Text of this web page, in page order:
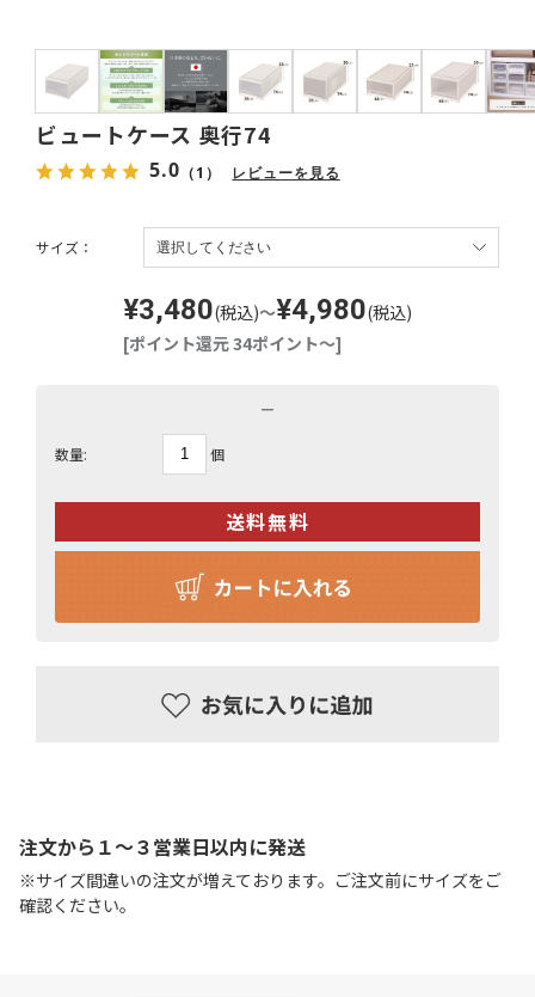
ビュートケース 奥行74
5.0 （1） レビューを見る
¥3,480(税込)～¥4,980(税込)
[ポイント還元 34ポイント～]
サイズ：
－
数量: 個
注文から１〜３営業日以内に発送
※サイズ間違いの注文が増えております。ご注文前にサイズをご
確認ください。